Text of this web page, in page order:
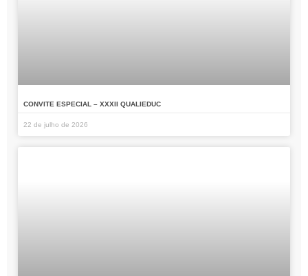
CONVITE ESPECIAL – XXXII QUALIEDUC
22 de julho de 2026